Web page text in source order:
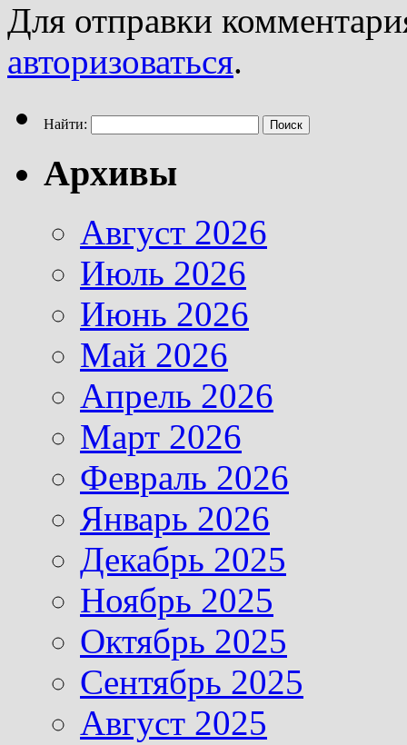
Для отправки
авторизоваться.
Найти:
Архивы
Август 2026
Июль 2026
Июнь 2026
Май 2026
Апрель 2026
Март 2026
Февраль 2026
Январь 2026
Декабрь 2025
Ноябрь 2025
Октябрь 2025
Сентябрь 2025
Август 2025